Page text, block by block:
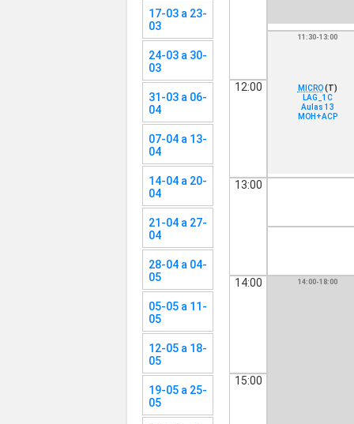
17-03 a 23-
03
24-03 a 30-
03
31-03 a 06-
04
07-04 a 13-
04
14-04 a 20-
04
21-04 a 27-
04
28-04 a 04-
05
05-05 a 11-
05
12-05 a 18-
05
19-05 a 25-
05
11:30-13:00
MICRO(T)
LAG_1C
Aulas 13
MOH+ACP
12:00
13:00
14:00 14:00-18:00
15:00